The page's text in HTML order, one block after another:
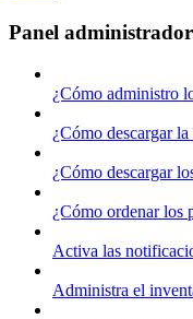
Panel administrador
¿Cómo administro
¿Cómo descargar
¿Cómo descargar
¿Cómo ordenar los
Activa las
Administra el